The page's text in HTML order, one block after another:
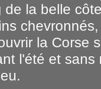
de la belle
la Corse
l'été et